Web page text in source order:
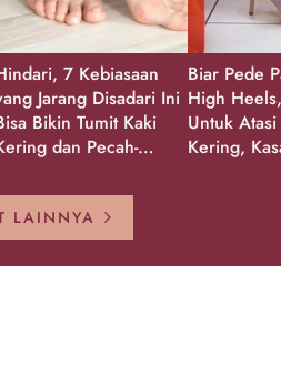
7 Kebiasaan
Jarang Disadari Ini
Bikin Tumit Kaki
dan Pecah-
Biar Pede
High
Untuk
Kering,
LAINNYA